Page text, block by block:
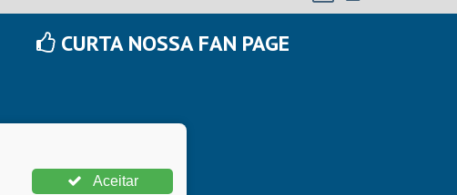
CURTA NOSSA FAN PAGE
Aceitar